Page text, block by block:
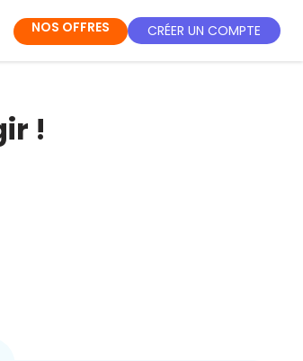
NOS OFFRES CRÉER UN COMPTE
!